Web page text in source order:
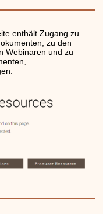
enthält Zugang zu
zu den
Webinaren und zu